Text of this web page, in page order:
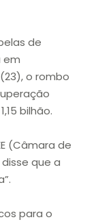
de
em
o rombo
bilhão.
(Câmara de
que a
para o